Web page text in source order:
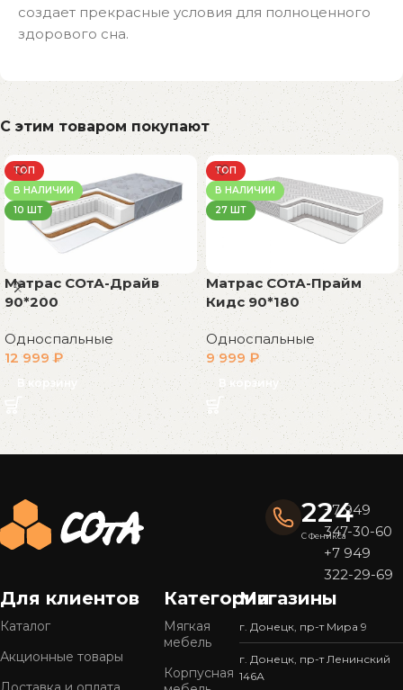
создает прекрасные условия для полноценного
здорового сна.
С этим товаром покупают
ТОП
В НАЛИЧИИ
10 ШТ
Матрас СОтА-Драйв
90*200
Односпальные
12 999₽
В корзину
ТОП
В НАЛИЧИИ
27 ШТ
Матрас СОтА-Прайм
Кидс 90*180
Односпальные
9 999 ₽
В корзину
Read More
224
С Феникса
+7 949
347-30-60
+7 949
322-29-69
Для клиентов
Каталог
Акционные товары
Категории
Мягкая
мебель
Корпусная
Магазины
г. Донецк, пр-т Мира 9
г. Донецк, пр-т Ленинский
146А